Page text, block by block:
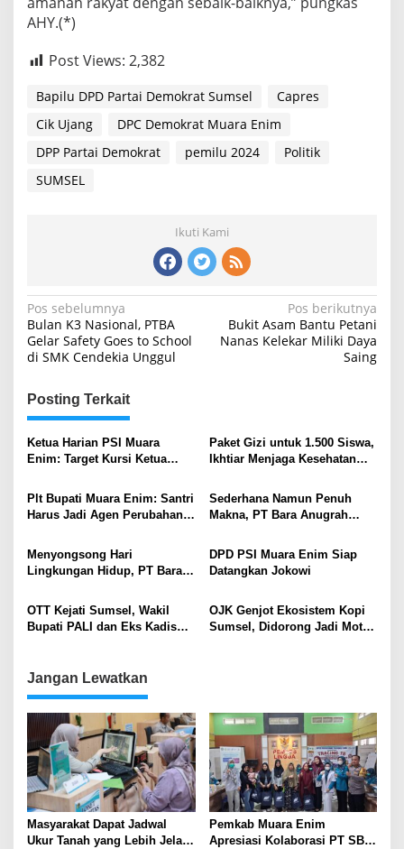
AHY.(*)
Post Views: 2,382
Bapilu DPD Partai Demokrat Sumsel
Capres
Cik Ujang
DPC Demokrat Muara Enim
DPP Partai Demokrat
pemilu 2024
Politik
SUMSEL
Ikuti Kami
Navigasi
pos
Pos sebelumnya
Bulan K3 Nasional, PTBA
Gelar Safety Goes to School
di SMK Cendekia Unggul
Pos berikutnya
Bukit Asam Bantu Petani
Nanas Kelekar Miliki Daya
Saing
Posting Terkait
Ketua Harian PSI Muara
Enim: Target Kursi Ketua
Kader
Paket Gizi untuk 1.500 Siswa,
Ikhtiar Menjaga Kesehatan
Plt Bupati Muara Enim: Santri
Harus Jadi Agen Perubahan
Sederhana Namun Penuh
Makna, PT Bara Anugrah
Peringati Hari Lingkungan
Hidup Sedunia 2026
Menyongsong Hari
Lingkungan Hidup, PT Bara
“Bukit Barisan Run 2026”:
Simbol Resiliensi dan
Kepedulian Iklim
DPD PSI Muara Enim Siap
Datangkan Jokowi
OTT Kejati Sumsel, Wakil
Bupati PALI dan Eks Kadis
OJK Genjot Ekosistem Kopi
Sumsel, Didorong Jadi Motor
Jangan Lewatkan
Masyarakat Dapat Jadwal
Ukur Tanah yang Lebih Jelas
Pemkab Muara Enim
Apresiasi Kolaborasi PT SBS